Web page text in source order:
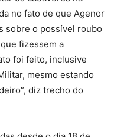
no fato de que Agenor
sobre o possível roubo
fizessem a
foi feito, inclusive
mesmo estando
diz trecho do